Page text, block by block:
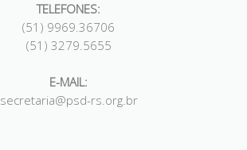
TELEFONES:
(51) 9969.36706
(51) 3279.5655
E-MAIL:
secretaria@psd-rs.org.br